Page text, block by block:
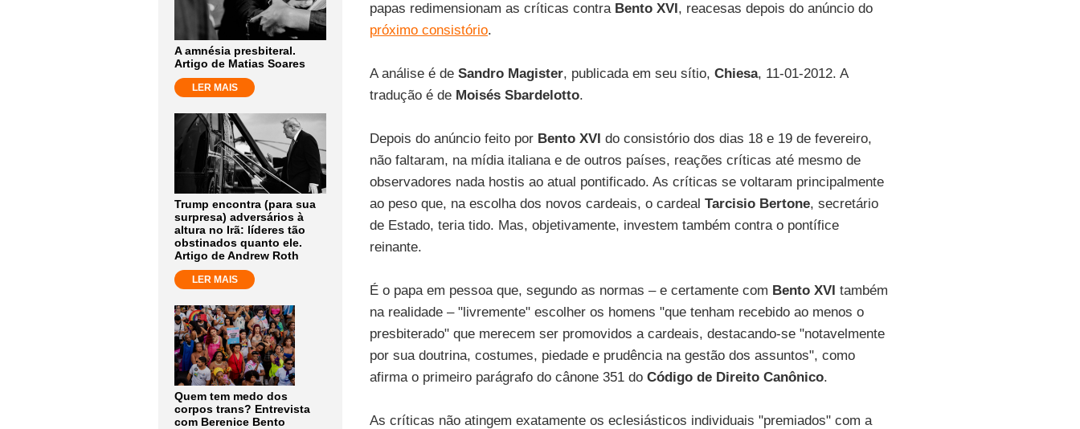
A amnésia presbiteral.
Artigo de Matias Soares
LER MAIS
Trump encontra (para sua
surpresa) adversários à
altura no Irã: líderes tão
obstinados quanto ele.
Artigo de Andrew Roth
LER MAIS
Quem tem medo dos
corpos trans? Entrevista
com Berenice Bento
papas redimensionam as críticas contra Bento XVI, reacesas depois do anúncio do
próximo consistório.
A análise é de Sandro Magister, publicada em seu sítio, Chiesa, 11-01-2012. A
tradução é de Moisés Sbardelotto.
Depois do anúncio feito por Bento XVI do consistório dos dias 18 e 19 de fevereiro,
não faltaram, na mídia italiana e de outros países, reações críticas até mesmo de
observadores nada hostis ao atual pontificado. As críticas se voltaram principalmente
ao peso que, na escolha dos novos cardeais, o cardeal Tarcisio Bertone, secretário
de Estado, teria tido. Mas, objetivamente, investem também contra o pontífice
reinante.
É o papa em pessoa que, segundo as normas – e certamente com Bento XVI também
na realidade – "livremente" escolher os homens "que tenham recebido ao menos o
presbiterado" que merecem ser promovidos a cardeais, destacando-se "notavelmente
por sua doutrina, costumes, piedade e prudência na gestão dos assuntos", como
afirma o primeiro parágrafo do cânone 351 do Código de Direito Canônico.
As críticas não atingem exatamente os eclesiásticos individuais "premiados" com a